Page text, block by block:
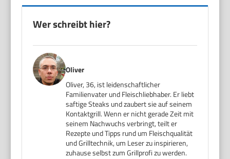
Wer schreibt hier?
Oliver
Oliver, 36, ist leidenschaftlicher
Familienvater und Fleischliebhaber. Er liebt
saftige Steaks und zaubert sie auf seinem
Kontaktgrill. Wenn er nicht gerade Zeit mit
seinem Nachwuchs verbringt, teilt er
Rezepte und Tipps rund um Fleischqualität
und Grilltechnik, um Leser zu inspirieren,
zuhause selbst zum Grillprofi zu werden.